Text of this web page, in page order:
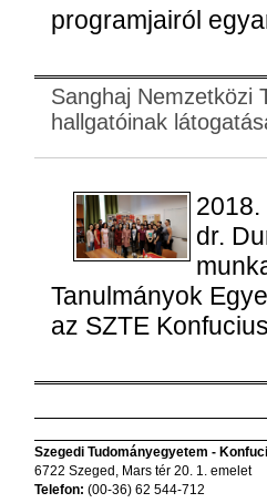
programjairól
Sanghaj Nemzetközi
hallgatóinak
dr.
Tanulmányok
az SZTE
Szegedi Tudományegyetem -
6722 Szeged, Mars tér 20. 1. emelet
Telefon: (00-36) 62 544-712